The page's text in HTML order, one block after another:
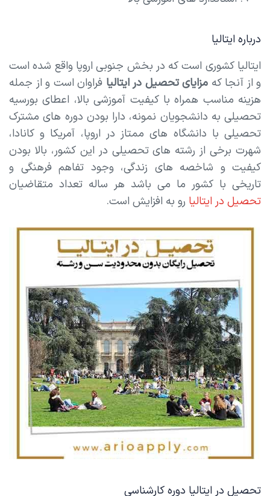
درباره ایتالیا
ایتالیا کشوری است که در بخش جنوبی اروپا واقع شده است
و از آنجا که مزایای تحصیل در ایتالیا فراوان است و از جمله
هزینه مناسب همراه با کیفیت آموزشی بالا، اعطای بورسیه
تحصیلی به دانشجویان نمونه، دارا بودن دوره های مشترک
تحصیلی با دانشگاه های ممتاز در اروپا، آمریکا و کانادا،
شهرت برخی از رشته های تحصیلی در این کشور، بالا بودن
کیفیت و شاخصه های زندگی، وجود تفاهم فرهنگی و
تاریخی با کشور ما می باشد هر ساله تعداد متقاضیان
تحصیل در ایتالیا رو به افزایش است.
تحصیل در ایتالیا دوره کارشناسی